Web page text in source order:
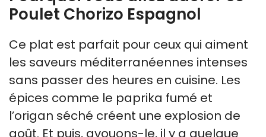
Poulet Chorizo Espagnol
Ce plat est parfait pour ceux qui aiment
les saveurs méditerranéennes intenses
sans passer des heures en cuisine. Les
épices comme le paprika fumé et
l’origan séché créent une explosion de
goût. Et puis, avouons-le, il y a quelque